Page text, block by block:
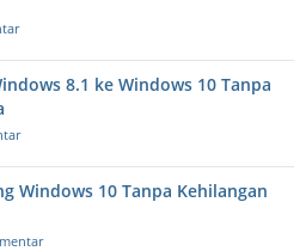
8.1 ke Windows 10 Tanpa
Windows 10 Tanpa Kehilangan